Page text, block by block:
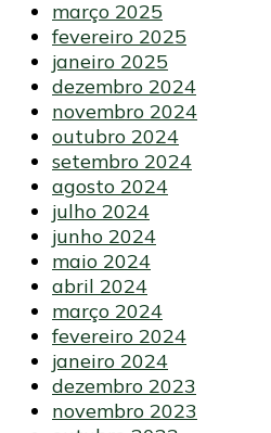
março 2025
fevereiro 2025
janeiro 2025
dezembro 2024
novembro 2024
outubro 2024
setembro 2024
agosto 2024
julho 2024
junho 2024
maio 2024
abril 2024
março 2024
fevereiro 2024
janeiro 2024
dezembro 2023
novembro 2023